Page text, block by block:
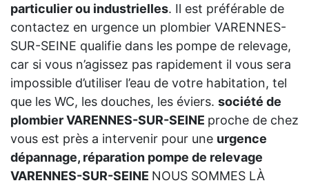
particulier ou industrielles. Il est préférable de
contactez en urgence un plombier VARENNES-
SUR-SEINE qualifie dans les pompe de relevage,
car si vous n’agissez pas rapidement il vous sera
impossible d’utiliser l’eau de votre habitation, tel
que les WC, les douches, les éviers. société de
plombier VARENNES-SUR-SEINE proche de chez
vous est près a intervenir pour une urgence
dépannage, réparation pompe de relevage
VARENNES-SUR-SEINE NOUS SOMMES LÀ